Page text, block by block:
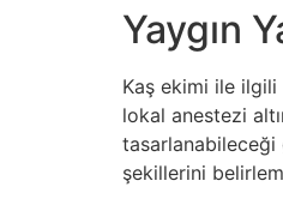
Yaygın
Kaş ekimi ile ilgili
lokal anestezi
tasarlanabileceği
şekillerini